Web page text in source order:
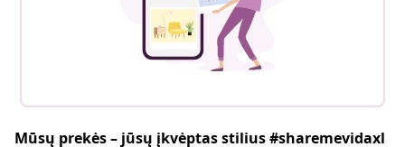
Mūsų prekės – jūsų įkvėptas stilius #sharemevidaxl